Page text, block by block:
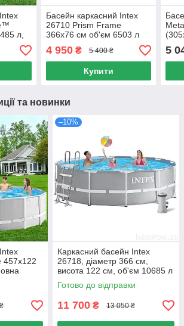
л,
год
Басейн каркасний Intex
26710 Prism Frame
366х76 см об'єм 6503 л
4 950₴ 5 400 ₴
Купити
5
та новинки
457х122
–10%
Каркасний басейн Intex
26718, діаметр 366 см,
висота 122 см, об'єм 10685 л
Готово до відправки
11 700 ₴ 13 050 ₴